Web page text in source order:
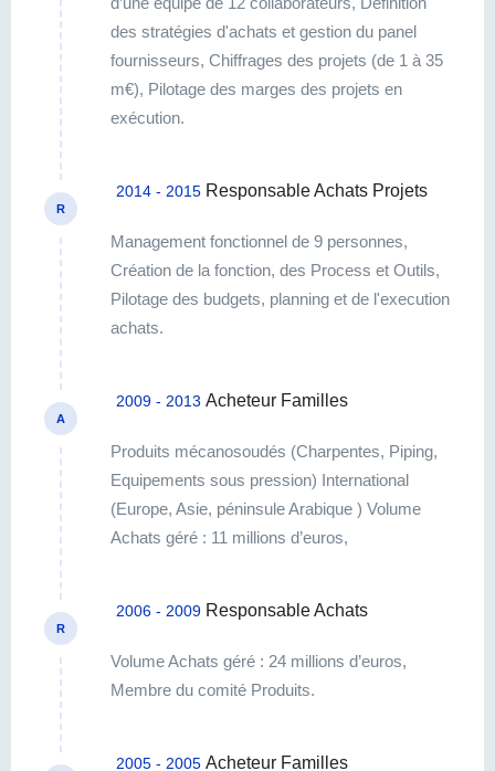
des stratégies d'achats et gestion du panel
fournisseurs, Chiffrages des projets (de 1 à 35
m€), Pilotage des marges des projets en
exécution.
R
2014 - 2015 Responsable Achats Projets
Management fonctionnel de 9 personnes,
Création de la fonction, des Process et Outils,
Pilotage des budgets, planning et de l'execution
achats.
A
2009 - 2013 Acheteur Familles
Produits mécanosoudés (Charpentes, Piping,
Equipements sous pression) International
(Europe, Asie, péninsule Arabique ) Volume
Achats géré : 11 millions d’euros,
R
2006 - 2009 Responsable Achats
Volume Achats géré : 24 millions d’euros,
Membre du comité Produits.
2005 - 2005 Acheteur Familles